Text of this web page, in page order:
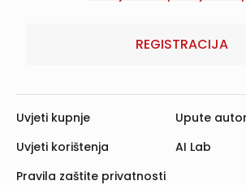
REGISTRACIJA
Uvjeti kupnje
Uvjeti korištenja
Pravila zaštite privatnosti
Upute
AI Lab